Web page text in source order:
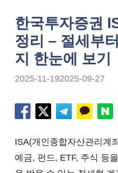
한국투자증권
정리 – 절세부
지 한눈에 보기
2025-11-192025-09-27
ISA(개인종합자산관리계
예금, 펀드, ETF, 주식 등